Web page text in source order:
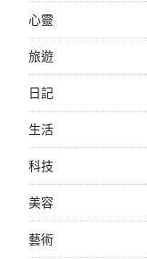
心靈
旅遊
日記
生活
科技
美容
藝術